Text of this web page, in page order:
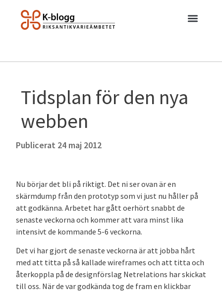
Tidsplan för den nya
webben
Publicerat 24 maj 2012
Nu börjar det bli på riktigt. Det ni ser ovan är en
skärmdump från den prototyp som vi just nu håller på
att godkänna. Arbetet har gått oerhört snabbt de
senaste veckorna och kommer att vara minst lika
intensivt de kommande 5-6 veckorna.
Det vi har gjort de senaste veckorna är att jobba hårt
med att titta på så kallade wireframes och att titta och
återkoppla på de designförslag Netrelations har skickat
till oss. När de var godkända tog de fram en klickbar